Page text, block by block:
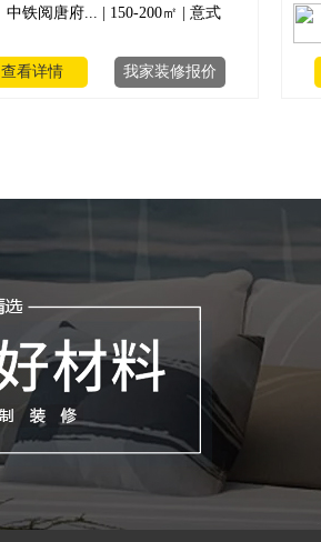
中铁阅唐府... | 150-200㎡ | 意式
查看详情 我家装修报价